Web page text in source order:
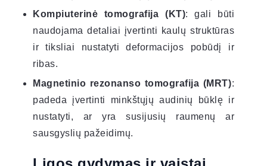
Kompiuterinė tomografija (KT): gali būti
naudojama detaliai įvertinti kaulų struktūras
ir tiksliai nustatyti deformacijos pobūdį ir
ribas.
Magnetinio rezonanso tomografija (MRT):
padeda įvertinti minkštųjų audinių būklę ir
nustatyti, ar yra susijusių raumenų ar
sausgyslių pažeidimų.